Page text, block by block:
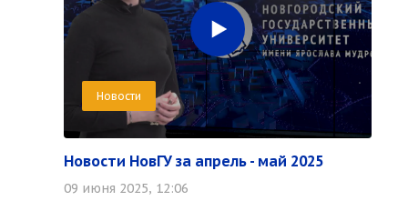
Новости
Новости НовГУ за апрель - май 2025
09 июня 2025, 12:06